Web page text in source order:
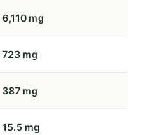
6,110 mg
723 mg
387 mg
15.5 mg